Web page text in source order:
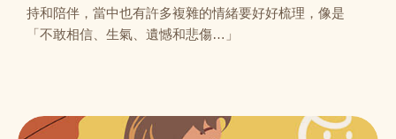
持和陪伴，當中也有許多複雜的情緒要好好梳理，像是
「不敢相信、生氣、遺憾和悲傷…」